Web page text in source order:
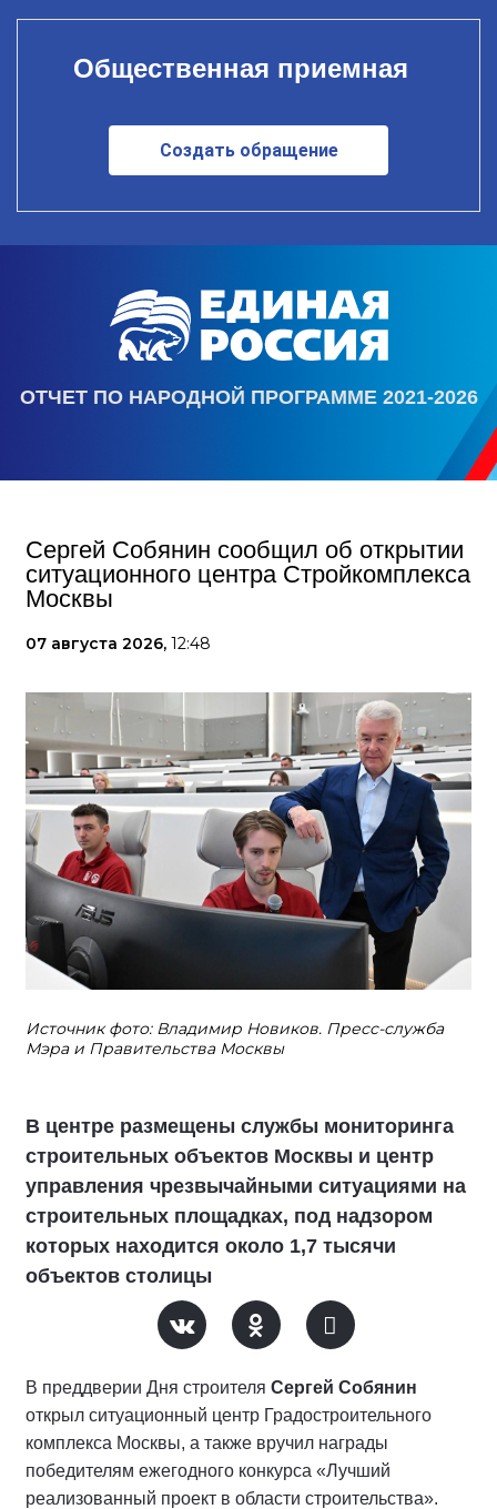
Общественная приемная
Создать обращение
ОТЧЕТ ПО НАРОДНОЙ ПРОГРАММЕ 2021-2026
Сергей Собянин сообщил об открытии
ситуационного центра Стройкомплекса
Москвы
07 августа 2026, 12:48
Источник фото: Владимир Новиков. Пресс-служба
Мэра и Правительства Москвы
В центре размещены службы мониторинга
строительных объектов Москвы и центр
управления чрезвычайными ситуациями на
строительных площадках, под надзором
которых находится около 1,7 тысячи
объектов столицы
В преддверии Дня строителя Сергей Собянин
открыл ситуационный центр Градостроительного
комплекса Москвы, а также вручил награды
победителям ежегодного конкурса «Лучший
реализованный проект в области строительства».